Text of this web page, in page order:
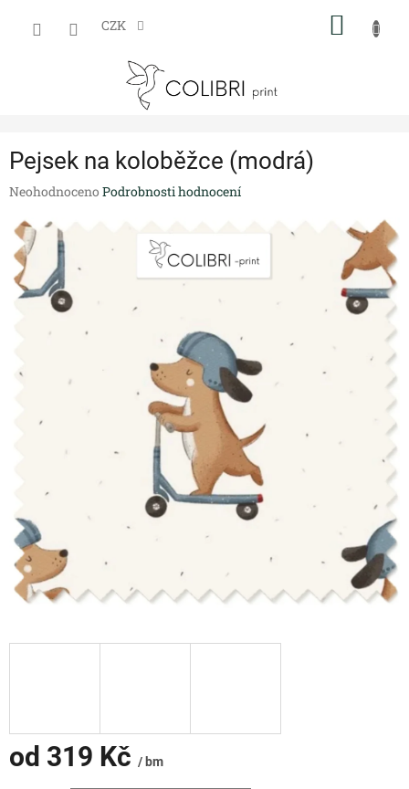
CZK
Pejsek na koloběžce (modrá)
Průměrné
produktu
je
0,0
z
hvězdiček.
Neohodnoceno Podrobnosti hodnocení
od 319 Kč / bm